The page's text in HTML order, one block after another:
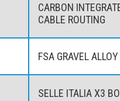
CARBON
CABLE ROUTING
FSA GRAVEL ALLOY
SELLE ITALIA X3